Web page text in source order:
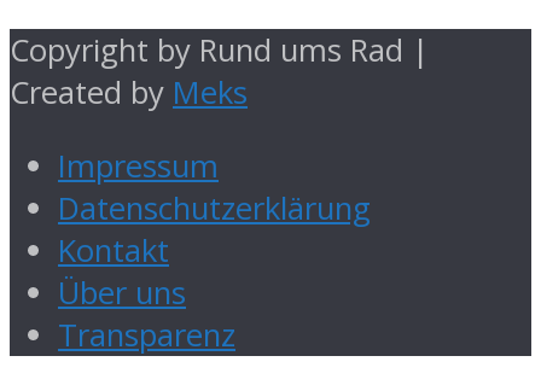
Copyright by Rund ums Rad |
Created by Meks
Impressum
Datenschutzerklärung
Kontakt
Über uns
Transparenz